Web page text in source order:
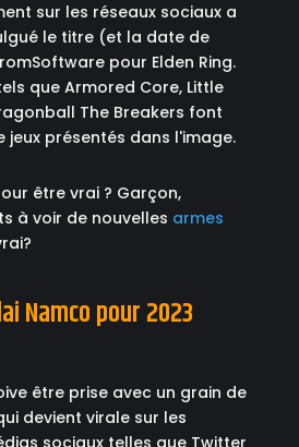
sur les réseaux sociaux a
le titre (et la date de
pour Elden Ring.
que Armored Core, Little
The Breakers font
jeux présentés dans l'image.
être vrai ? Garçon,
à voir de nouvelles armes
Namco pour 2023
être prise avec un grain de
devient virale sur les